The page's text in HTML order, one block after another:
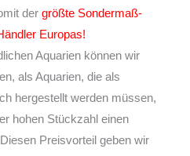
der größte Sondermaß-
Europas!
Aquarien können wir
als Aquarien, die als
hergestellt werden müssen,
hohen Stückzahl einen
Preisvorteil geben wir